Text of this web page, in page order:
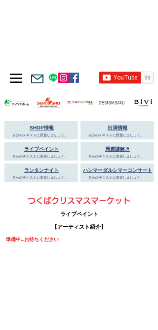
SHOP情報
自分のテキストに変更しましょう。
ライブペイント
自分のテキストに変更しましょう。
​ランタンナイト
自分のテキストに変更しましょう。
出演情報
自分のテキストに変更しましょう。
周遊謎解き
自分のテキストに変更しましょう。
ハンマーダルシマーコンサート
自分のテキストに変更しましょう。
つくばクリスマスマーケット
ライブペイント
【アーティスト紹介】
準備中…お待ちください